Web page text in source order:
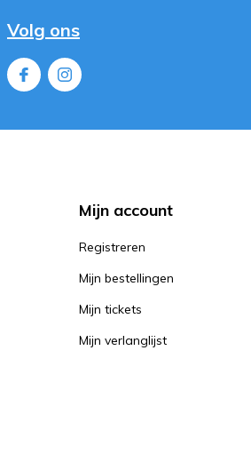
Volg ons
Mijn account
Registreren
Mijn bestellingen
Mijn tickets
Mijn verlanglijst